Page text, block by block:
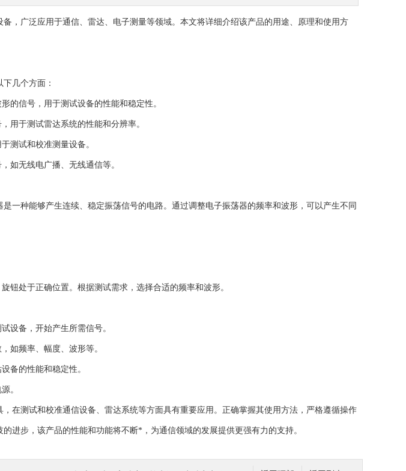
，广泛应用于通信、雷达、电子测量等领域。本文将详细介绍该产品的用途、原理和使用方
几个方面：
信号，用于测试设备的性能和稳定性。
于测试雷达系统的性能和分辨率。
测试和校准测量设备。
无线电广播、无线通信等。
种能够产生连续、稳定振荡信号的电路。通过调整电子振荡器的频率和波形，可以产生不同
处于正确位置。根据测试需求，选择合适的频率和波形。
备，开始产生所需信号。
频率、幅度、波形等。
备的性能和稳定性。
。
测试和校准通信设备、雷达系统等方面具有重要应用。正确掌握其使用方法，严格遵循操作
进步，该产品的性能和功能将不断*，为通信领域的发展提供更强有力的支持。